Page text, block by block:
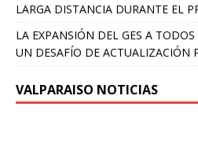
LARGA DISTANCIA DURANTE EL
LA EXPANSIÓN DEL GES A
UN DESAFÍO DE ACTUALIZACIÓN
VALPARAISO NOTICIAS